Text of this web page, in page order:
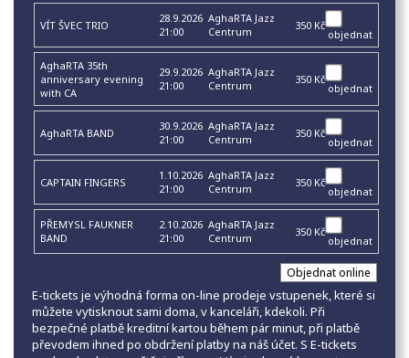
VÍT ŠVEC TRIO
28.9.2026
21:00
AghaRTA Jazz
Centrum
350 Kč
objednat
AghaRTA 35th
anniversary evening
with CA
29.9.2026
21:00
AghaRTA Jazz
Centrum
350 Kč
objednat
AghaRTA BAND
30.9.2026
21:00
AghaRTA Jazz
Centrum
350 Kč
objednat
CAPTAIN FINGERS
1.10.2026
21:00
AghaRTA Jazz
Centrum
350 Kč
objednat
PŘEMYSL FAUKNER
BAND
2.10.2026
21:00
AghaRTA Jazz
Centrum
350 Kč
objednat
E-tickets je výhodná forma on-line prodeje vstupenek, které si
můžete vytisknout sami doma, v kanceláři, kdekoli. Při
bezpečné platbě kreditní kartou během pár minut, při platbě
převodem ihned po obdržení platby na náš účet. S E-tickets